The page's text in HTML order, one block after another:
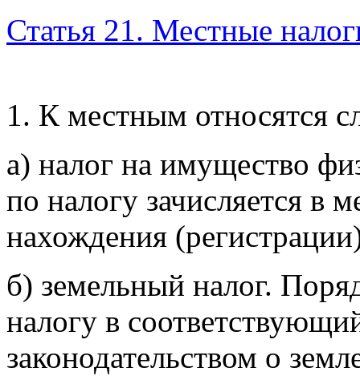
Статья 21. Местные
1. К местным относятся
а) налог на имущество
по налогу зачисляется в
нахождения
б) земельный налог.
налогу в
законодательством о